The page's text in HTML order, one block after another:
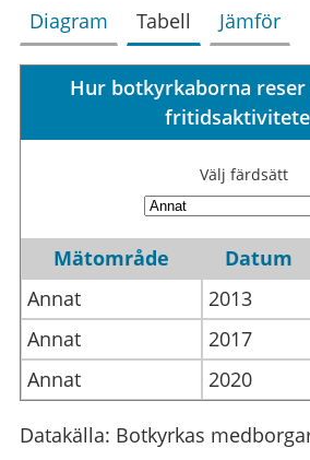
Diagram Tabell Jämför
Hur botkyrkaborna
Välj färdsätt
Mätområde Datum
Annat
2013
Annat
2017
Annat
2020
Datakälla: Botkyrkas